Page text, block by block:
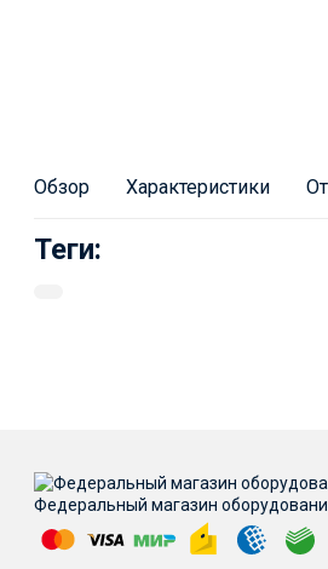
Обзор Характеристики
Теги:
Федеральный магазин